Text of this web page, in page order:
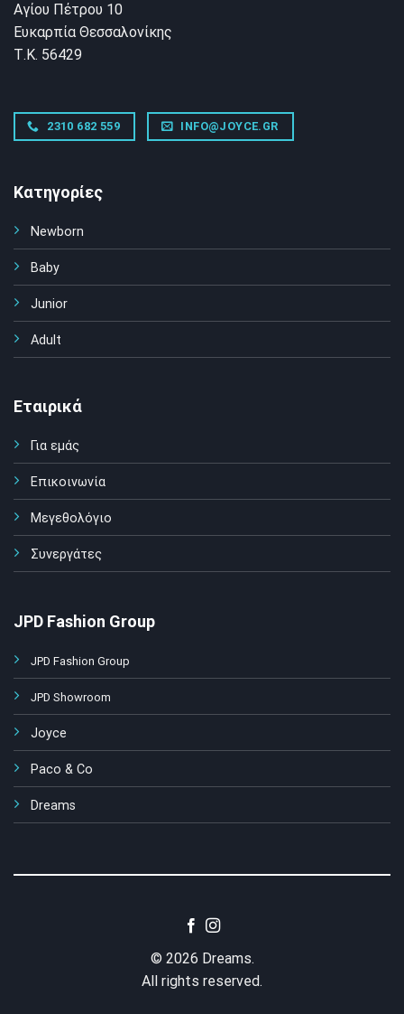
Αγίου Πέτρου 10
Ευκαρπία Θεσσαλονίκης
Τ.Κ. 56429
2310 682 559 INFO@JOYCE.GR
Κατηγορίες
Newborn
Baby
Junior
Adult
Εταιρικά
Για εμάς
Επικοινωνία
Μεγεθολόγιο
Συνεργάτες
JPD Fashion Group
JPD Fashion Group
JPD Showroom
Joyce
Paco & Co
Dreams
© 2026 Dreams.
All rights reserved.